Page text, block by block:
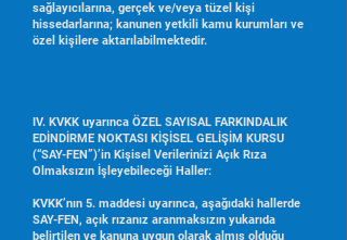
sağlayıcılarına, gerçek ve/veya tüzel kişi
hissedarlarına; kanunen yetkili kamu kurumları ve
özel kişilere aktarılabilmektedir.
IV. KVKK uyarınca ÖZEL SAYISAL FARKINDALIK
EDİNDİRME NOKTASI KİŞİSEL GELİŞİM KURSU
(“SAY-FEN”)’in Kişisel Verilerinizi Açık Rıza
Olmaksızın İşleyebileceği Haller:
KVKK’nın 5. maddesi uyarınca, aşağıdaki hallerde
SAY-FEN, açık rızanız aranmaksızın yukarıda
belirtilen ve kanuna uygun olarak almış olduğu